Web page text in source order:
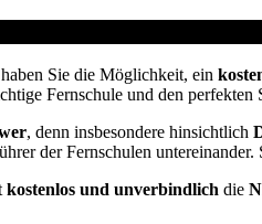
Sie die Möglichkeit, ein
Fernschule und den perfekten
, denn insbesondere hinsichtlich
der Fernschulen
kostenlos und unverbindlich die